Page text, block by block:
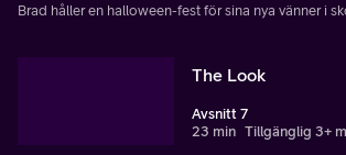
Brad håller en halloween-fest för sina nya vänner i
The Look
Avsnitt 7
23 min Tillgänglig 3+